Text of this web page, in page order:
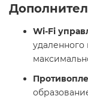
Wi-Fi